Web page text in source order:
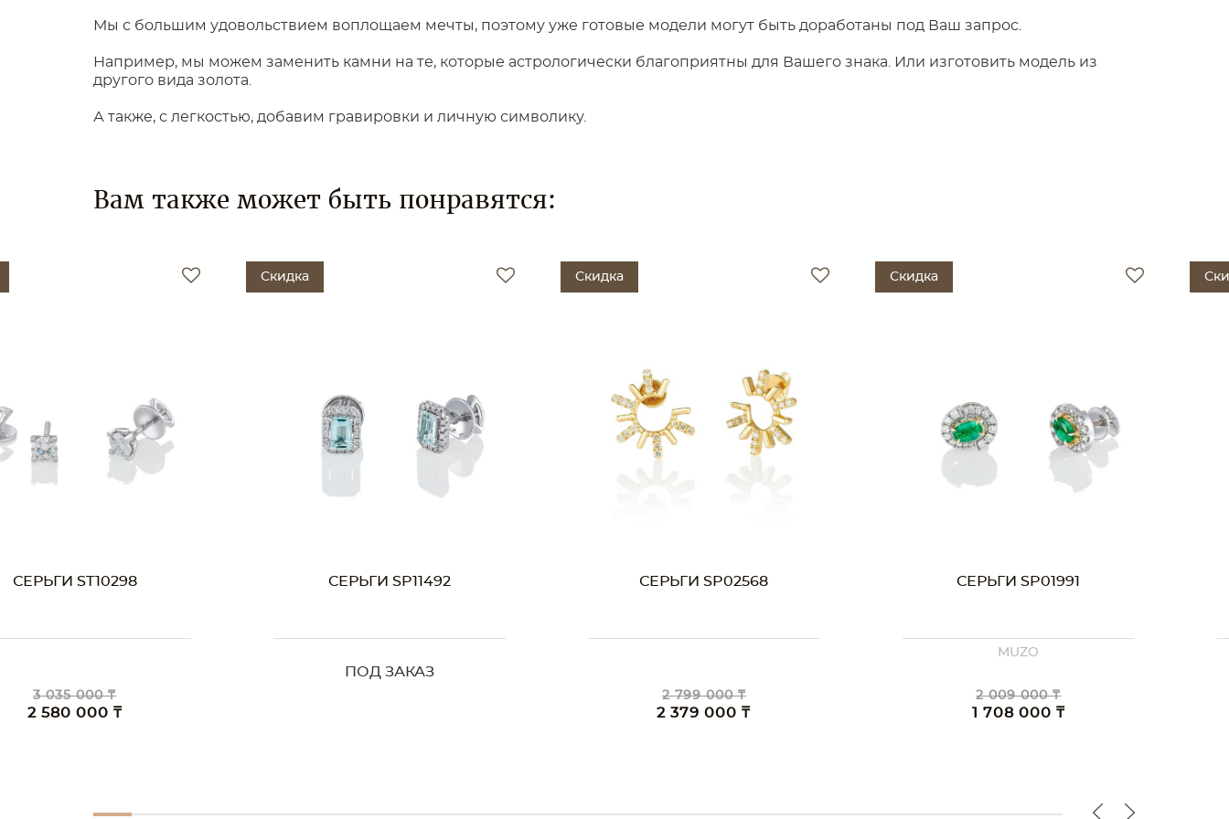
Мы с большим удовольствием воплощаем мечты, поэтому уже готовые модели могут быть доработаны под Ваш запрос.
Например, мы можем заменить камни на те, которые астрологически благоприятны для Вашего знака. Или изготовить модель из
другого вида золота.
А также, с легкостью, добавим гравировки и личную символику.
Вам также может быть понравятся:
СЕРЬГИ SP11492
Скидка
СЕРЬГИ SP02568
Скидка
СЕРЬГИ SP01991
2 009 000 ₸
1 708 000 ₸
Скидка
СЕРЬГИ SP01990
MUZO
1 775 000 ₸
1 509 000 ₸